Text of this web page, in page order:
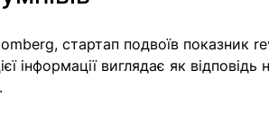
стартап подвоїв показник
інформації виглядає як